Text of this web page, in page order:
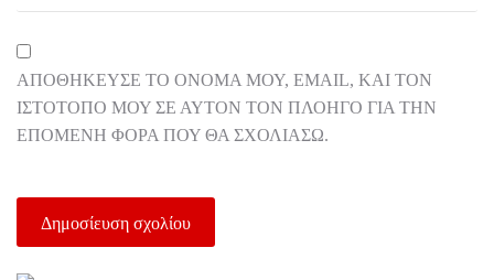
ΑΠΟΘΉΚΕΥΣΕ ΤΟ ΌΝΟΜΆ ΜΟΥ, EMAIL, ΚΑΙ ΤΟΝ
ΙΣΤΌΤΟΠΟ ΜΟΥ ΣΕ ΑΥΤΌΝ ΤΟΝ ΠΛΟΗΓΌ ΓΙΑ ΤΗΝ
ΕΠΌΜΕΝΗ ΦΟΡΆ ΠΟΥ ΘΑ ΣΧΟΛΙΆΣΩ.